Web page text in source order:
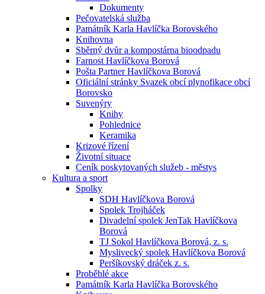
Dokumenty
Pečovatelská služba
Památník Karla Havlíčka Borovského
Knihovna
Sběrný dvůr a kompostárna bioodpadu
Farnost Havlíčkova Borová
Pošta Partner Havlíčkova Borová
Oficiální stránky Svazek obcí plynofikace obcí
Borovsko
Suvenýry
Knihy
Pohlednice
Keramika
Krizové řízení
Životní situace
Ceník poskytovaných služeb - městys
Kultura a sport
Spolky
SDH Havlíčkova Borová
Spolek Trojháček
Divadelní spolek JenTak Havlíčkova
Borová
TJ Sokol Havlíčkova Borová, z. s.
Myslivecký spolek Havlíčkova Borová
Peršíkovský dráček z. s.
Proběhlé akce
Památník Karla Havlíčka Borovského